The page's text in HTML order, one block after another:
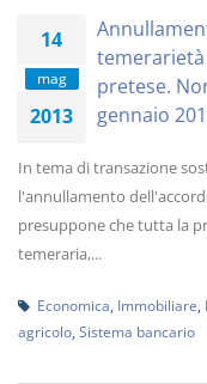
14
mag
2013
pretese.
gennaio
In tema di transazione
l'annullamento
presuppone che tutta la
temeraria,...
Economica Immobiliare
agricolo Sistema bancario